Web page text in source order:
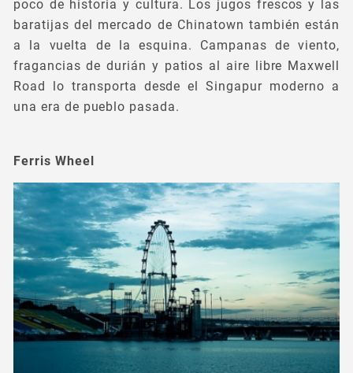
poco de historia y cultura. Los jugos frescos y las
baratijas del mercado de Chinatown también están
a la vuelta de la esquina. Campanas de viento,
fragancias de durián y patios al aire libre Maxwell
Road lo transporta desde el Singapur moderno a
una era de pueblo pasada.
Ferris Wheel